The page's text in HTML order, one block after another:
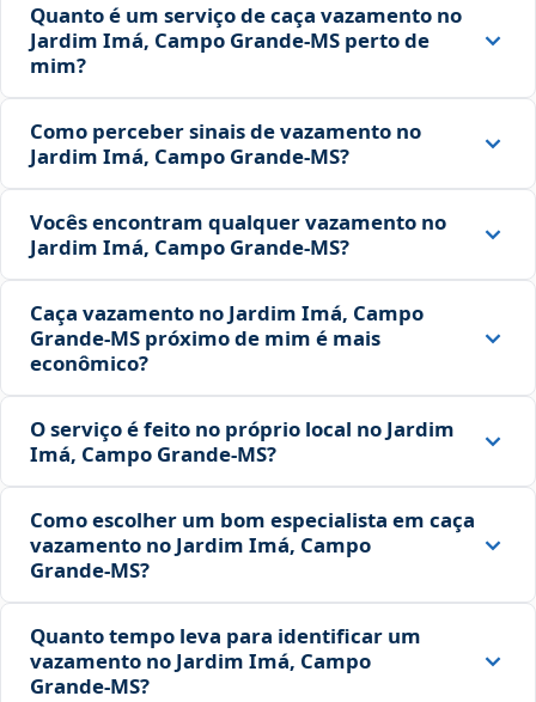
Quanto é um serviço de caça vazamento no
Jardim Imá, Campo Grande‑MS perto de
mim?
Como perceber sinais de vazamento no
Jardim Imá, Campo Grande‑MS?
Vocês encontram qualquer vazamento no
Jardim Imá, Campo Grande‑MS?
Caça vazamento no Jardim Imá, Campo
Grande‑MS próximo de mim é mais
econômico?
O serviço é feito no próprio local no Jardim
Imá, Campo Grande‑MS?
Como escolher um bom especialista em caça
vazamento no Jardim Imá, Campo
Grande‑MS?
Quanto tempo leva para identificar um
vazamento no Jardim Imá, Campo
Grande‑MS?